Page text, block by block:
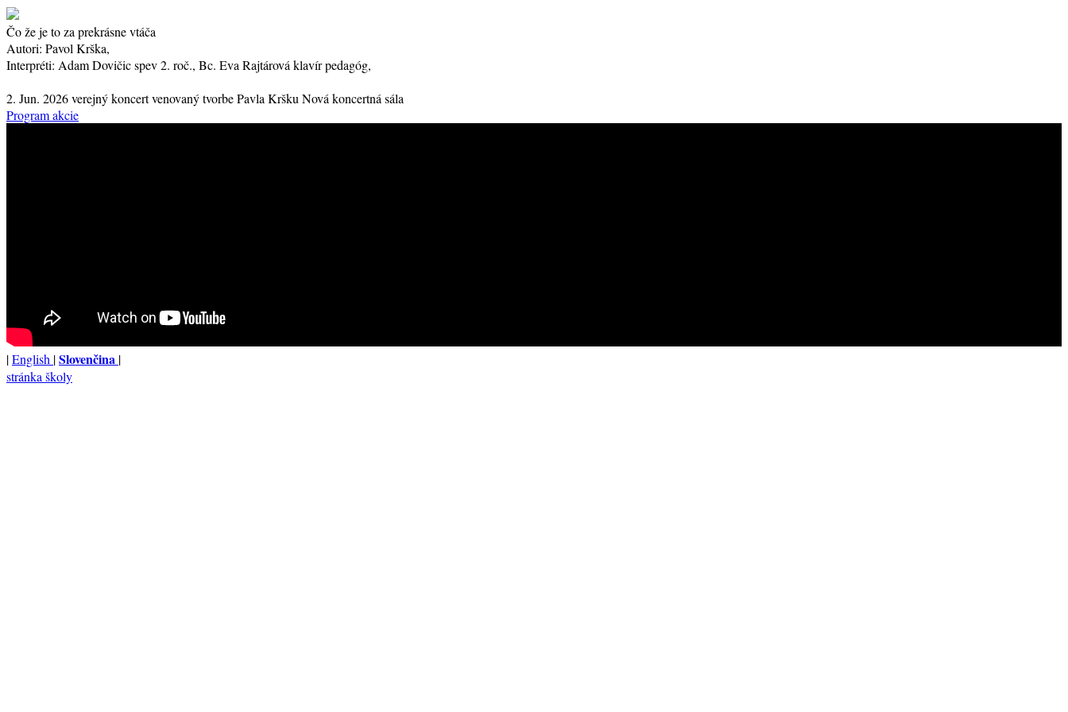
Čo že je to za prekrásne vtáča
Autori: Pavol Krška,
Interpréti: Adam Dovičicspev2. roč., Bc. Eva Rajtárová klavírpedagóg,
2. Jun. 2026verejný koncertvenovaný tvorbe Pavla Kršku Nová koncertná sála
Program akcie
|English |Slovenčina |
stránka školy